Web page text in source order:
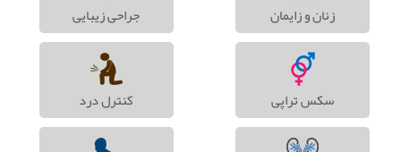
زنان و زایمان جراحی زیبایی
سکس تراپی کنترل درد